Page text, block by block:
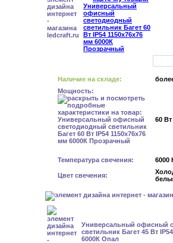
Наличие на складе:
Мощность:
60 Вт
Температура свечения: 6000
Цвет свечения:
Универсальный офисный
светильник Багет 45 Вт
6000К Опал